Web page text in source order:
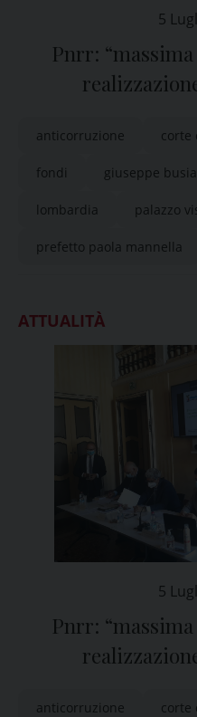
5
Pnrr:
anticorruzione corte
fondi giuseppe busia
lombardia palazzo
prefetto paola mannella
ATTUALITÀ
5
Pnrr:
anticorruzione corte